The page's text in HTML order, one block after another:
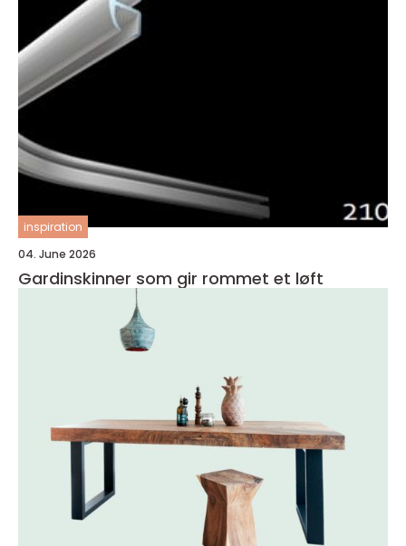
inspiration
04. June 2026
Gardinskinner som gir rommet et løft